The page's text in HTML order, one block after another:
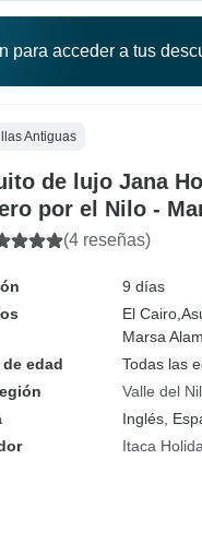
para acceder a tus
Antiguas
de lujo Jana
por el Nilo -
9 días
(4 reseñas)
9 días
El Cairo,
Marsa Alam
edad
Todas las
Valle del
Inglés,
Itaca